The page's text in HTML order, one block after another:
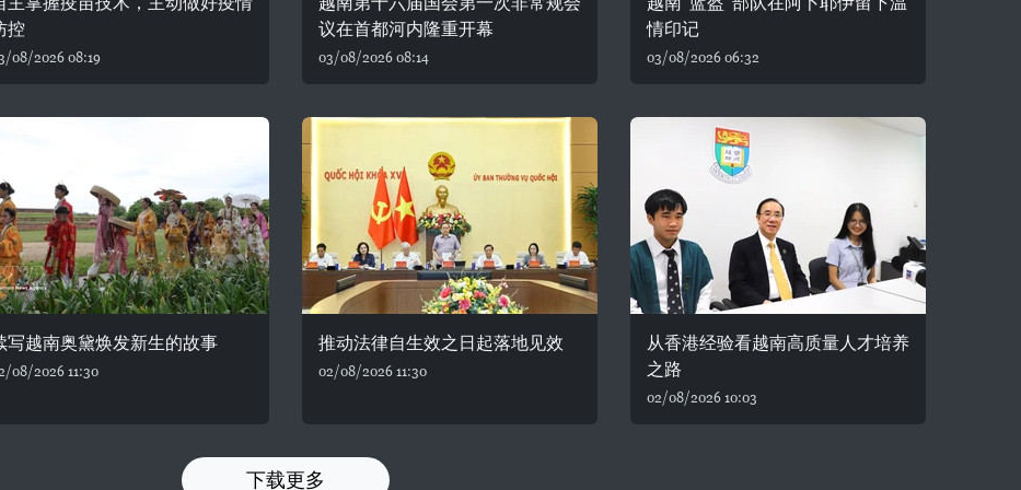
控
08/2026 08:19
议在首都河内隆重开幕
03/08/2026 08:14
情印记
03/08/2026 06:32
写越南奥黛焕发新生的故事
08/2026 11:30
推动法律自生效之日起落地见效
02/08/2026 11:30
从香港经验看越南高质量人才培养
之路
02/08/2026 10:03
下载更多